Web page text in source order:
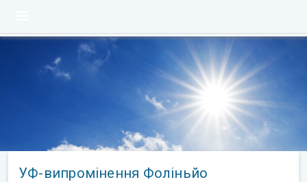
УФ-випромінення Фоліньйо